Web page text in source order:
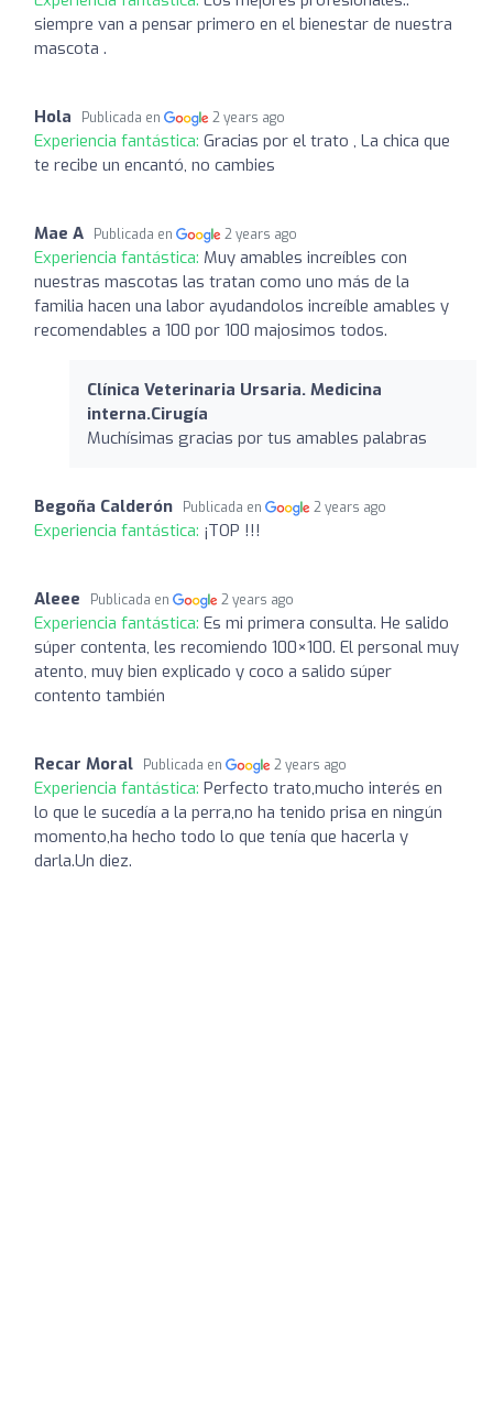
siempre van a pensar primero en el bienestar de nuestra
mascota .
Hola Publicada en 2 years ago
Experiencia fantástica: Gracias por el trato , La chica que
te recibe un encantó, no cambies
Mae A Publicada en 2 years ago
Experiencia fantástica: Muy amables increíbles con
nuestras mascotas las tratan como uno más de la
familia hacen una labor ayudandolos increíble amables y
recomendables a 100 por 100 majosimos todos.
Clínica Veterinaria Ursaria. Medicina
interna.Cirugía
Muchísimas gracias por tus amables palabras
Begoña Calderón Publicada en 2 years ago
Experiencia fantástica: ¡TOP !!!
Aleee Publicada en 2 years ago
Experiencia fantástica: Es mi primera consulta. He salido
súper contenta, les recomiendo 100×100. El personal muy
atento, muy bien explicado y coco a salido súper
contento también
Recar Moral Publicada en 2 years ago
Experiencia fantástica: Perfecto trato,mucho interés en
lo que le sucedía a la perra,no ha tenido prisa en ningún
momento,ha hecho todo lo que tenía que hacerla y
darla.Un diez.